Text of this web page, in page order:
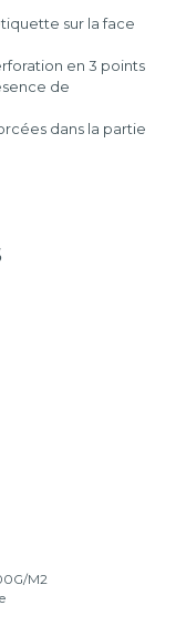
sur la face
en 3 points
de
dans la partie
M2